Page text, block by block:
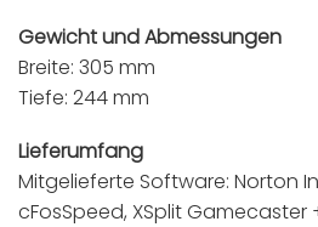
Gewicht und Abmessungen
Breite: 305 mm
Tiefe: 244 mm
Lieferumfang
Mitgelieferte Software: Norton
cFosSpeed, XSplit